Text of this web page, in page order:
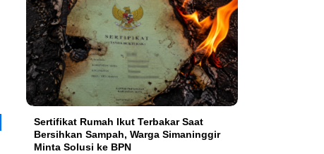
Sertifikat Rumah Ikut Terbakar Saat
Bersihkan Sampah, Warga Simaninggir
Minta Solusi ke BPN